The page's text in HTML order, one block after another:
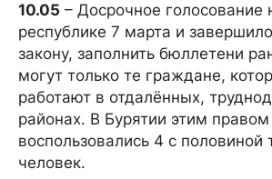
10.05 – Досрочное голосование
республике 7 марта и
закону, заполнить бюллетени
могут только те граждане,
работают в отдалённых,
районах. В Бурятии этим правом
воспользовались 4 с половиной
человек.